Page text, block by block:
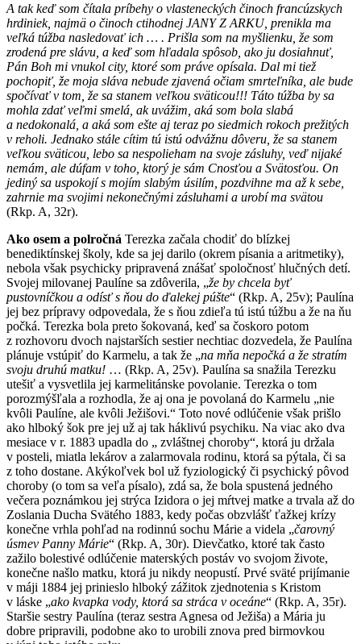
A tak keď som čítala príbehy o vlasteneckých činoch francúzskych
hrdiniek, najmä o činoch ctihodnej JANY Z ARKU, prenikla ma
veľká túžba nasledovať ich … . Prišla som na myšlienku, že som
zrodená pre slávu, a keď som hľadala spôsob, ako ju dosiahnuť,
Pán Boh mi vnukol city, ktoré som práve opísala. Dal mi tiež
pochopiť, že moja sláva nebude zjavená očiam smrteľníka, ale bude
spočívať v tom, že sa stanem veľkou sväticou!!! Táto túžba by sa
mohla zdať veľmi smelá, ak uvážim, aká som bola slabá
a nedokonalá, a aká som ešte aj teraz po siedmich rokoch prežitých
v reholi. Jednako stále cítim tú istú odvážnu dôveru, že sa stanem
veľkou sväticou, lebo sa nespolieham na svoje zásluhy, veď nijaké
nemám, ale dúfam v toho, ktorý je sám Cnosťou a Svätosťou. On
jediný sa uspokojí s mojím slabým úsilím, pozdvihne ma až k sebe,
zahrnie ma svojimi nekonečnými zásluhami a urobí ma svätou
(Rkp. A, 32r).
Ako osem a polročná Terezka začala chodiť do blízkej
benediktínskej školy, kde sa jej darilo (okrem písania a aritmetiky),
nebola však psychicky pripravená znášať spoločnosť hlučných detí.
Svojej milovanej Paulíne sa zdôverila, „že by chcela byť
pustovníčkou a odísť s ňou do ďalekej púšte“ (Rkp. A, 25v); Paulína
jej bez prípravy odpovedala, že s ňou zdieľa tú istú túžbu a že na ňu
počká. Terezka bola preto šokovaná, keď sa čoskoro potom
z rozhovoru dvoch najstarších sestier nechtiac dozvedela, že Paulína
plánuje vstúpiť do Karmelu, a tak že „na mňa nepočká a že stratím
svoju druhú matku! … (Rkp. A, 25v). Paulína sa snažila Terezku
utešiť a vysvetlila jej karmelitánske povolanie. Terezka o tom
porozmýšľala a rozhodla, že aj ona je povolaná do Karmelu „nie
kvôli Paulíne, ale kvôli Ježišovi.“ Toto nové odlúčenie však prišlo
ako hlboký šok pre jej už aj tak háklivú psychiku. Na viac ako dva
mesiace v r. 1883 upadla do „ zvláštnej choroby“, ktorá ju držala
v posteli, miatla lekárov a zalarmovala rodinu, ktorá sa pýtala, či sa
z toho dostane. Akýkoľvek bol už fyziologický či psychický pôvod
choroby (o tom sa veľa písalo), zdá sa, že bola spustená jedného
večera poznámkou jej strýca Izidora o jej mŕtvej matke a trvala až do
Zoslania Ducha Svätého 1883, kedy počas obzvlášť ťažkej krízy
konečne vrhla pohľad na rodinnú sochu Márie a videla „čarovný
úsmev Panny Márie“ (Rkp. A, 30r). Dievčatko, ktoré tak často
zažilo bolestivé odlúčenie materských postáv vo svojom živote,
konečne našlo matku, ktorá ju nikdy neopustí. Prvé sväté prijímanie
v máji 1884 jej prinieslo hlboký zážitok zjednotenia s Kristom
v láske „ako kvapka vody, ktorá sa stráca v oceáne“ (Rkp. A, 35r).
Staršie sestry Paulína (teraz sestra Agnesa od Ježiša) a Mária ju
dobre pripravili, podobne ako to urobili znova pred birmovkou